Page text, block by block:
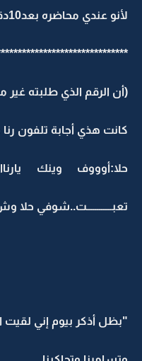
لأنو عندي محاضره بعد10دقايق
(أن الرقم الذي طلبته غير
كانت هذي أجابة تلفون
حلا:أوووف وينك
تعبــــــــــــت..شوفي
"بظل أذكر بيوم إني لقيت